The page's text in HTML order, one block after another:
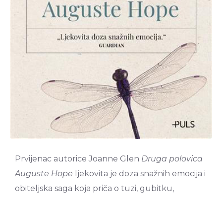
Prvijenac autorice Joanne Glen Druga polovica
Auguste Hope ljekovita je doza snažnih emocija i
obiteljska saga koja priča o tuzi, gubitku,